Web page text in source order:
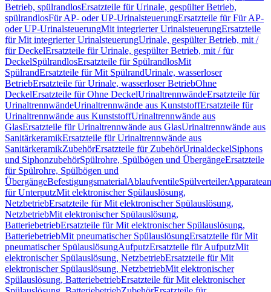
Betrieb, spülrandlosErsatzteile für Urinale, gespülter Betrieb,
spülrandlosFür AP- oder UP-UrinalsteuerungErsatzteile für Für AP-
oder UP-UrinalsteuerungMit integrierter UrinalsteuerungErsatzteile
für Mit integrierter UrinalsteuerungUrinale, gespülter Betrieb, mit /
für DeckelErsatzteile für Urinale, gespülter Betrieb, mit / für
DeckelSpülrandlosErsatzteile für SpülrandlosMit
SpülrandErsatzteile für Mit SpülrandUrinale, wasserloser
BetriebErsatzteile für Urinale, wasserloser BetriebOhne
DeckelErsatzteile für Ohne DeckelUrinaltrennwändeErsatzteile für
UrinaltrennwändeUrinaltrennwände aus KunststoffErsatzteile für
Urinaltrennwände aus KunststoffUrinaltrennwände aus
GlasErsatzteile für Urinaltrennwände aus GlasUrinaltrennwände aus
SanitärkeramikErsatzteile für Urinaltrennwände aus
SanitärkeramikZubehörErsatzteile für ZubehörUrinaldeckelSiphons
und SiphonzubehörSpülrohre, Spülbögen und ÜbergängeErsatzteile
für Spülrohre, Spülbögen und
ÜbergängeBefestigungsmaterialAblaufventileSpülverteiler
für UnterputzMit elektronischer Spülauslösung,
NetzbetriebErsatzteile für Mit elektronischer Spülauslösung,
NetzbetriebMit elektronischer Spülauslösung,
BatteriebetriebErsatzteile für Mit elektronischer Spülauslösung,
BatteriebetriebMit pneumatischer SpülauslösungErsatzteile für Mit
pneumatischer SpülauslösungAufputzErsatzteile für AufputzMit
elektronischer Spülauslösung, NetzbetriebErsatzteile für Mit
elektronischer Spülauslösung, NetzbetriebMit elektronischer
Spülauslösung, BatteriebetriebErsatzteile für Mit elektronischer